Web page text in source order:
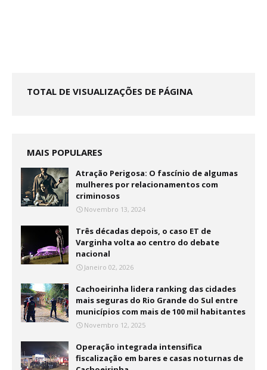
TOTAL DE VISUALIZAÇÕES DE PÁGINA
MAIS POPULARES
Atração Perigosa: O fascínio de algumas
mulheres por relacionamentos com
criminosos
Novembro 13, 2024
Três décadas depois, o caso ET de
Varginha volta ao centro do debate
nacional
Janeiro 02, 2026
Cachoeirinha lidera ranking das cidades
mais seguras do Rio Grande do Sul entre
municípios com mais de 100 mil habitantes
Novembro 12, 2025
Operação integrada intensifica
fiscalização em bares e casas noturnas de